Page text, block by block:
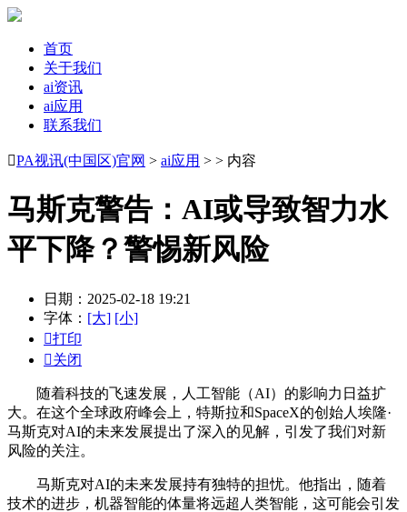
首页
关于我们
ai资讯
ai应用
联系我们
PA视讯(中国区)官网 > ai应用 > > 内容
马斯克警告：AI或导致智力水
平下降？警惕新风险
日期：2025-02-18 19:21
字体： [大] [小]
打印
关闭
随着科技的飞速发展，人工智能（AI）的影响力日益扩
大。在这个全球政府峰会上，特斯拉和SpaceX的创始人埃隆·
马斯克对AI的未来发展提出了深入的见解，引发了我们对新
风险的关注。
马斯克对AI的未来发展持有独特的担忧。他指出，随着
技术的进步，机器智能的体量将远超人类智能，这可能会引发